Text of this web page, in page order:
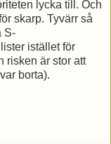
lycka till. Och
skarp. Tyvärr så
S-
istället för
risken är stor att
borta).